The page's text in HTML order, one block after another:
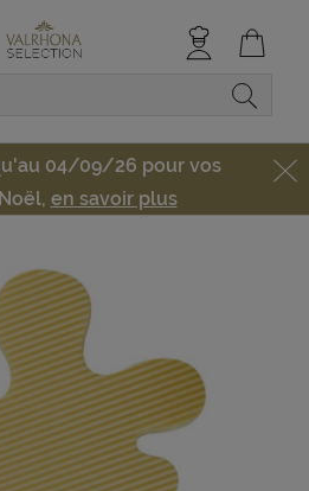
04/09/26 pour vos
en savoir plus